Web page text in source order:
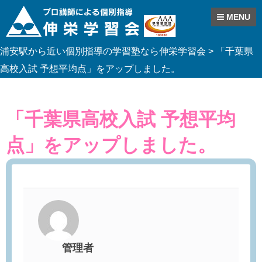
Skip
to
content
MENU
浦安駅から近い個別指導の学習塾なら伸栄学習会 >
「千葉県
高校入試 予想平均点」をアップしました。
「千葉県高校入試 予想平均
点」をアップしました。
管理者